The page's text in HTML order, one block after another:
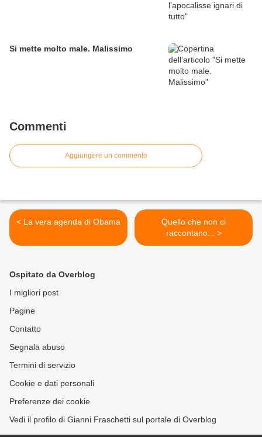
Si mette molto male. Malissimo
Commenti
Aggiungere un commento
< La vera agenda di Obama
Quello che non ci
raccontano... >
Ospitato da Overblog
I migliori post
Pagine
Contatto
Segnala abuso
Termini di servizio
Cookie e dati personali
Preferenze dei cookie
Vedi il profilo di Gianni Fraschetti sul portale di Overblog